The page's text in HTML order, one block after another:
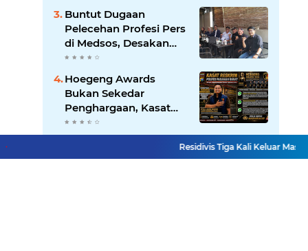
Buntut Dugaan
Pelecehan Profesi Pers
di Medsos, Desakan
Copot Kasatpol PP
Payakumbuh Menguat
Hoegeng Awards
Bukan Sekedar
Penghargaan, Kasat
Reskrim Pasbar:
Integritas Harga Mati
Berkembang, Bocah 12
Residivis Tiga Kali Keluar Masuk